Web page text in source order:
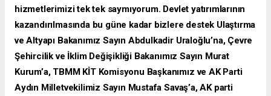
hizmetlerimizi tek tek saymıyorum. Devlet yatırımlarının
kazandırılmasında bu güne kadar bizlere destek Ulaştırma
ve Altyapı Bakanımız Sayın Abdulkadir Uraloğlu’na, Çevre
Şehircilik ve İklim Değişikliği Bakanımız Sayın Murat
Kurum’a, TBMM KİT Komisyonu Başkanımız ve AK Parti
Aydın Milletvekilimiz Sayın Mustafa Savaş’a, AK parti